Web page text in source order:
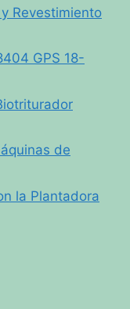
Revestimiento
GPS 18-
de
la Plantadora